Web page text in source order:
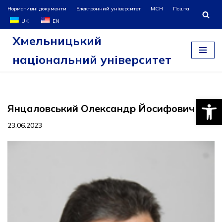
Перейти
до
Нормативні документи Електронний університет МСН
Пошта
UK
EN
Хмельницький
національний університет
Янцаловський Олександр Йосифович
23.06.2023